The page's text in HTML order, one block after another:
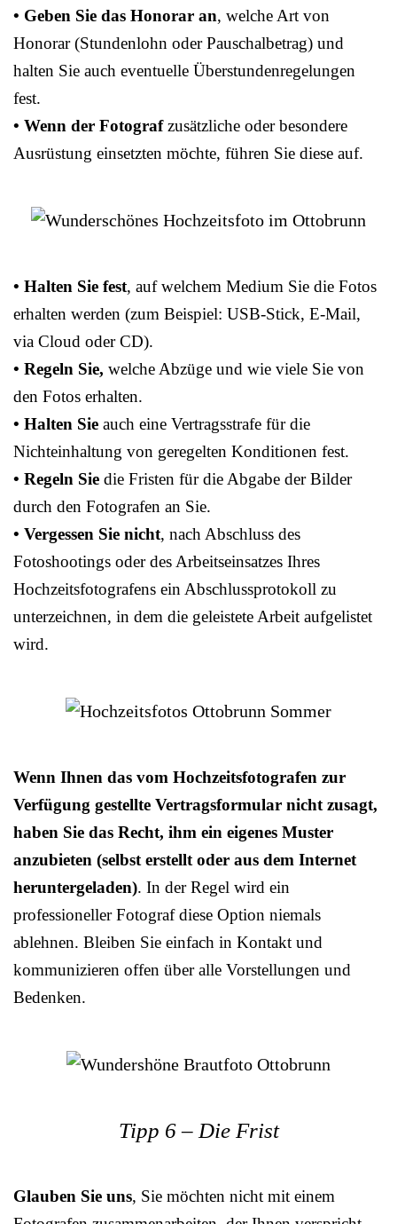
• Geben Sie das Honorar an, welche Art von
Honorar (Stundenlohn oder Pauschalbetrag) und
halten Sie auch eventuelle Überstundenregelungen
fest.
• Wenn der Fotografzusätzliche oder besondere
Ausrüstung einsetzten möchte, führen Sie diese auf.
• Halten Sie fest, auf welchem Medium Sie die Fotos
erhalten werden (zum Beispiel: USB-Stick, E-Mail,
via Cloud oder CD).
• Regeln Sie, welche Abzüge und wie viele Sie von
den Fotos erhalten.
• Halten Sie auch eine Vertragsstrafe für die
Nichteinhaltung von geregelten Konditionen fest.
• Regeln Sie die Fristen für die Abgabe der Bilder
durch den Fotografen an Sie.
• Vergessen Sie nicht, nach Abschluss des
Fotoshootings oder des Arbeitseinsatzes Ihres
Hochzeitsfotografens ein Abschlussprotokoll zu
unterzeichnen, in dem die geleistete Arbeit aufgelistet
wird.
Wenn Ihnen das vom Hochzeitsfotografen zur
Verfügung gestellte Vertragsformular nicht zusagt,
haben Sie das Recht, ihm ein eigenes Muster
anzubieten (selbst erstellt oder aus dem Internet
heruntergeladen). In der Regel wird ein
professioneller Fotograf diese Option niemals
ablehnen. Bleiben Sie einfach in Kontakt und
kommunizieren offen über alle Vorstellungen und
Bedenken.
Tipp 6 – Die Frist
Glauben Sie uns, Sie möchten nicht mit einem